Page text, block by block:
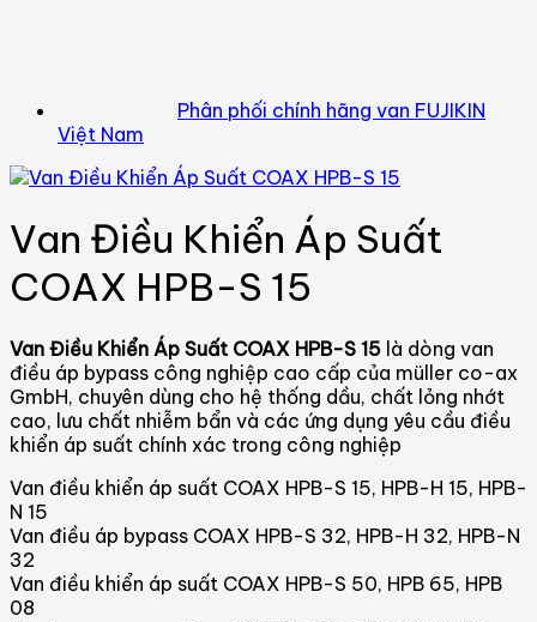
Phân phối chính hãng van FUJIKIN
Việt Nam
Van Điều Khiển Áp Suất
COAX HPB-S 15
Van Điều Khiển Áp Suất COAX HPB-S 15 là dòng van
điều áp bypass công nghiệp cao cấp của müller co-ax
GmbH, chuyên dùng cho hệ thống dầu, chất lỏng nhớt
cao, lưu chất nhiễm bẩn và các ứng dụng yêu cầu điều
khiển áp suất chính xác trong công nghiệp
Van điều khiển áp suất COAX HPB-S 15, HPB-H 15, HPB-
N 15
Van điều áp bypass COAX HPB-S 32, HPB-H 32, HPB-N
32
Van điều khiển áp suất COAX HPB-S 50, HPB 65, HPB
08